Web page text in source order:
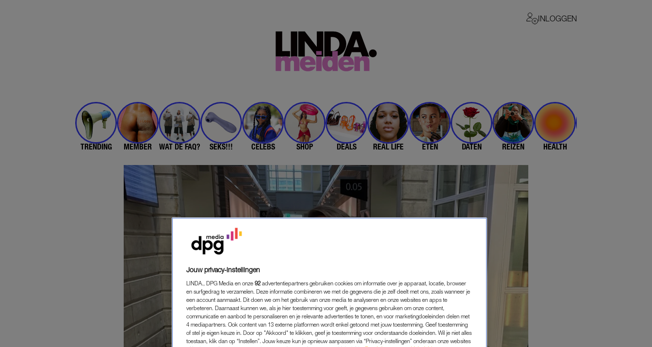
INLOGGEN
TRENDING MEMBER WAT DE FAQ? SEKS!!! CELEBS SHOP DEALS REAL LIFE ETEN DATEN REIZEN HEALTH
Jouw privacy-instellingen
LINDA., DPG Media en onze 92 advertentiepartners gebruiken cookies om informatie over je apparaat, locatie, browser
en surfgedrag te verzamelen. Deze informatie combineren we met de gegevens die je zelf deelt met ons, zoals wanneer je
een account aanmaakt. Dit doen we om het gebruik van onze media te analyseren en onze websites en apps te
verbeteren. Daarnaast kunnen we, als je hier toestemming voor geeft, je gegevens gebruiken om onze content,
communicatie en aanbod te personaliseren en je relevante advertenties te tonen, en voor marketingdoeleinden delen met
4 mediapartners. Ook content van 13 externe platformen wordt enkel getoond met jouw toestemming. Geef toestemming
of stel je eigen keuze in. Door op "Akkoord" te klikken, geef je toestemming voor onderstaande doeleinden. Wil je niet alles
toestaan, klik dan op “Instellen”. Jouw keuze kun je opnieuw aanpassen via “Privacy-instellingen” onderaan onze websites